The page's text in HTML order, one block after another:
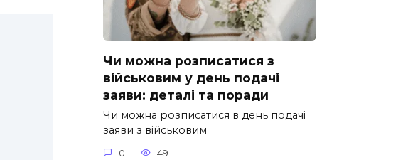
Чи можна розписатися з
військовим у день подачі
заяви: деталі та поради
Чи можна розписатися в день подачі
заяви з військовим
0 49